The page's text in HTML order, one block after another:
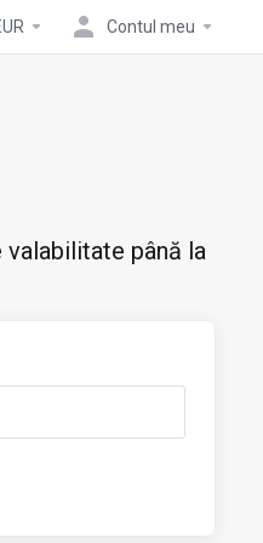
Contul meu
până la